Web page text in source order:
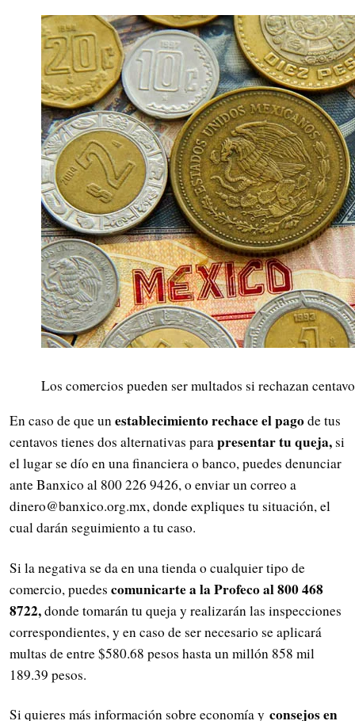
Los comercios pueden ser multados si rechazan
En caso de que unestablecimiento rechace el pagode tus
centavos tienes dos alternativas parapresentar tu queja,si
el lugar se dío en una financiera o banco, puedes denunciar
ante Banxico al 800 226 9426, o enviar un correo a
dinero@banxico.org.mx, donde expliques tu situación, el
cual darán seguimiento a tu caso.
Si la negativa se da en una tienda o cualquier tipo de
comercio, puedes comunicarte a la Profeco al 800 468
8722,donde tomarán tu queja y realizarán las inspecciones
correspondientes, y en caso de ser necesario se aplicará
multas de entre $580.68 pesos hasta un millón 858 mil
189.39 pesos.
Si quieres más información sobre economía y consejos en